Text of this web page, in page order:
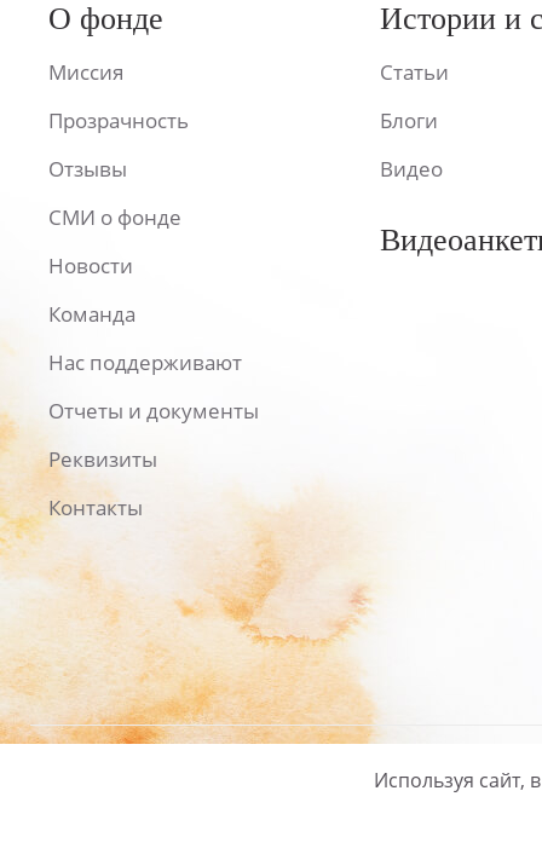
О фонде
Миссия
Прозрачность
Отзывы
СМИ о фонде
Новости
Команда
Нас поддерживают
Отчеты и документы
Реквизиты
Контакты
Истории и
Статьи
Блоги
Видео
Политика
Используя сайт,